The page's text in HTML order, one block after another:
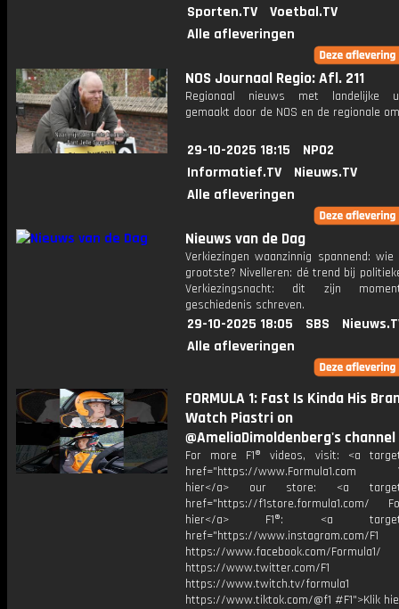
Sporten.TV
Voetbal.TV
Alle afleveringen
NOS Journaal Regio: Afl. 211
Regionaal nieuws met landelijke
gemaakt door de NOS en de regionale
29-10-2025 18:15
NPO2
Informatief.TV
Nieuws.TV
Alle afleveringen
Nieuws van de Dag
Verkiezingen waanzinnig spannend:
grootste? Nivelleren: dé trend bij
Verkiezingsnacht: dit zijn
geschiedenis schreven.
29-10-2025 18:05 SBS
Alle afleveringen
FORMULA 1: Fast Is Kinda His
Watch Piastri on
@AmeliaDimoldenberg's
For more F1® videos, visit: <a
href="https://www.Formula1.com
hier</a> our store: <a
href="https://f1store.formula1.com/
hier</a> F1®: <a
href="https://www.instagram.com/F1
https://www.facebook.com/Formula1/
https://www.twitter.com/F1
https://www.twitch.tv/formula1
https://www.tiktok.com/@f1 #F1">Klik